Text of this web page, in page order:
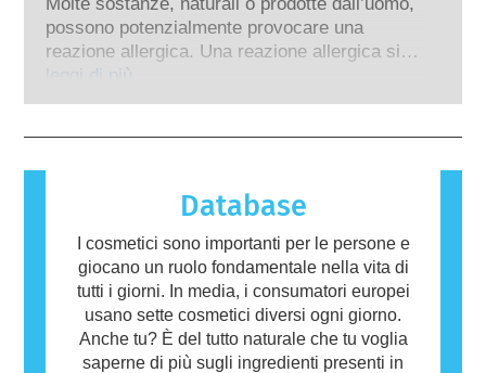
qualificati, che le aziende sono obbligate per
legge a effettuare, coprono tutti i potenziali
rischi, inclusa la potenziale interferenza con il
animali per valutare la sicurezza degli
ingredienti e dei prodotti cosmetici.
possono potenzialmente provocare una
reazione allergica. Una reazione allergica si
verifica quando il sistema immunitario di una
Cosmetici e prodotti per la cura della persona
possono contenere ingredienti che potrebbero
risultare allergenici per alcune persone. Ciò
non significa che il prodotto non sia sicuro da
utilizzare per gli altri.
leggi di più
Database
I cosmetici sono importanti per le persone e
giocano un ruolo fondamentale nella vita di
tutti i giorni. In media, i consumatori europei
usano sette cosmetici diversi ogni giorno.
Anche tu? È del tutto naturale che tu voglia
saperne di più sugli ingredienti presenti in